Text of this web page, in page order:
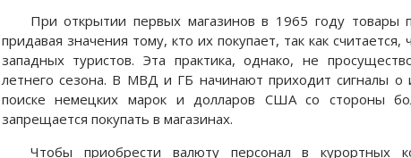
При открытии первых магазинов в 1965 году товары
придавая значения тому, кто их покупает, так как
западных туристов. Эта практика, однако, не
летнего сезона. В МВД и ГБ начинают приходит сигналы о
поиске немецких марок и долларов США со стороны
запрещается покупать в магазинах.
Чтобы приобрести валюту персонал в курортных